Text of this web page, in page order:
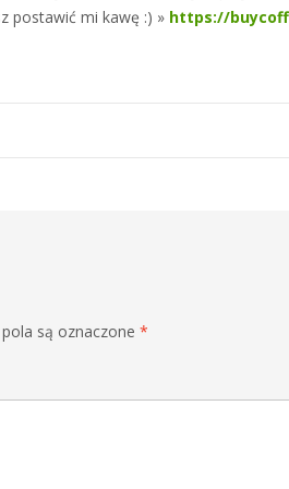
postawić mi kawę :) » https://
są oznaczone *